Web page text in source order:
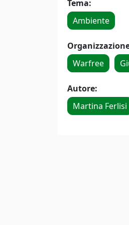
Tema:
Ambiente
Warfree
Autore:
Martina Ferlisi